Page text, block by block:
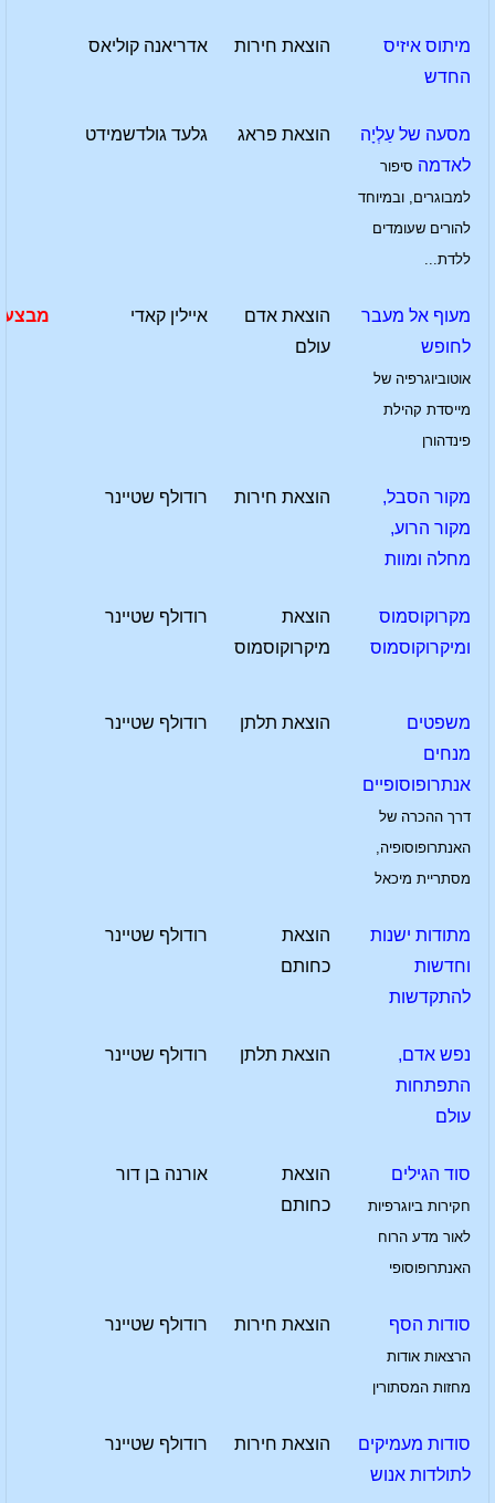
מיתוס איזיס
החדש
הוצאת חירות אדריאנה קוליאס
מסעה של עַלְיָה
לאדמה סיפור
למבוגרים, ובמיוחד
להורים שעומדים
ללדת...
הוצאת פראג גלעד גולדשמידט
מעוף אל מעבר
לחופש
אוטוביוגרפיה של
מייסדת קהילת
פינדהורן
הוצאת אדם
עולם
איילין קאדי מבצע
מקור הסבל,
מקור הרוע,
מחלה ומוות
הוצאת חירות רודולף שטיינר
מקרוקוסמוס
ומיקרוקוסמוס
הוצאת
מיקרוקוסמוס
רודולף שטיינר
משפטים
מנחים
אנתרופוסופיים
דרך ההכרה של
האנתרופוסופיה,
מסתריית מיכאל
הוצאת תלתן רודולף שטיינר
מתודות ישנות
וחדשות
להתקדשות
הוצאת
כחותם
רודולף שטיינר
נפש אדם,
התפתחות
עולם
הוצאת תלתן רודולף שטיינר
סוד הגילים
חקירות ביוגרפיות
לאור מדע הרוח
האנתרופוסופי
הוצאת
כחותם
אורנה בן דור
סודות הסף
הרצאות אודות
מחזות המסתורין
הוצאת חירות רודולף שטיינר
סודות מעמיקים
לתולדות אנוש
הוצאת חירות רודולף שטיינר